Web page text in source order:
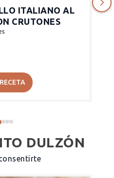
ITALIANO AL
CRUTONES
DULZÓN